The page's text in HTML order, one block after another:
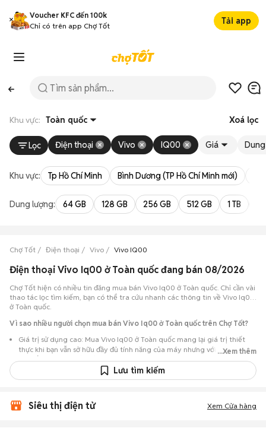
Voucher KFC đến 100k
Chỉ có trên app Chợ Tốt
Tải app
Khu vực: Toàn quốc Xoá lọc
Lọc Điện thoại Vivo IQ00 Giá
Khu vực: Tp Hồ Chí Minh Bình Dương (TP Hồ Chí Minh mới)
Dung lượng: 64 GB 128 GB 256 GB 512 GB 1 TB
Chợ Tốt Điện thoại Vivo Vivo IQ00
Điện thoại Vivo Iq00 ở Toàn quốc đang bán 08/2026
Chợ Tốt hiện có nhiều tin đăng mua bán Vivo Iq00 ở Toàn quốc. Chỉ cần vài
thao tác lọc tìm kiếm, bạn có thể tra cứu nhanh các thông tin về Vivo Iq00
ở Toàn quốc.
Vì sao nhiều người chọn mua bán Vivo Iq00 ở Toàn quốc trên Chợ Tốt?
Giá trị sử dụng cao: Mua Vivo Iq00 ở Toàn quốc mang lại giá trị thiết
thực khi bạn vẫn sở hữu đầy đủ tính năng của máy nhưng với chi phí đầu
tư thấp hơn máy đập hộp.
Lựa chọn theo sát nhu cầu: Hệ thống ghi nhận nhiều tin rao Vivo Iq00 ở
Test máy tại chỗ: Tạo điều kiện để người mua đến tận nơi xem xét cẩn
...Xem thêm
Lưu tìm kiếm
Siêu thị điện tử Xem Cửa hàng